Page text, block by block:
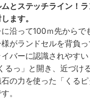
とステッチライン！
ます。
沿って100ｍ先からで
様がランドセルを背負
バーに認識されやすい
るっ」と開き、近づけ
の力を使った「くる
。